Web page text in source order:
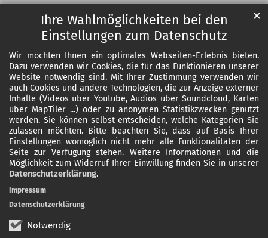
Ihre Wahlmöglichkeiten bei den
Einstellungen zum Datenschutz
Wir möchten Ihnen ein optimales Webseiten-Erlebnis bieten.
Dazu verwenden wir Cookies, die für das Funktionieren unserer
Website notwendig sind. Mit Ihrer Zustimmung verwenden wir
auch Cookies und andere Technologien, die zur Anzeige externer
Inhalte (Videos über Youtube, Audios über Soundcloud, Karten
über MapTiler ...) oder zu anonymen Statistikzwecken genutzt
werden. Sie können selbst entscheiden, welche Kategorien Sie
zulassen möchten. Bitte beachten Sie, dass auf Basis Ihrer
Einstellungen womöglich nicht mehr alle Funktionalitäten der
Seite zur Verfügung stehen. Weitere Informationen und die
Möglichkeit zum Widerruf Ihrer Einwillung finden Sie in unserer
Datenschutzerklärung.
Notwendig
✕
Impressum
Datenschutzerklärung